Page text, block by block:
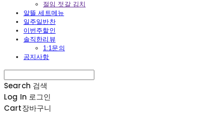
절임 젓갈 김치
알뜰 세트메뉴
일주일반찬
이번주할인
솔직한리뷰
1:1문의
공지사항
Search 검색
Log In 로그인
Cart장바구니